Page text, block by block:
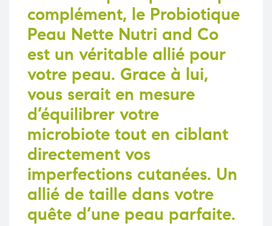
complément, le Probiotique
Peau Nette Nutri and Co
est un véritable allié pour
votre peau. Grace à lui,
vous serait en mesure
d’équilibrer votre
microbiote tout en ciblant
directement vos
imperfections cutanées. Un
allié de taille dans votre
quête d’une peau parfaite.